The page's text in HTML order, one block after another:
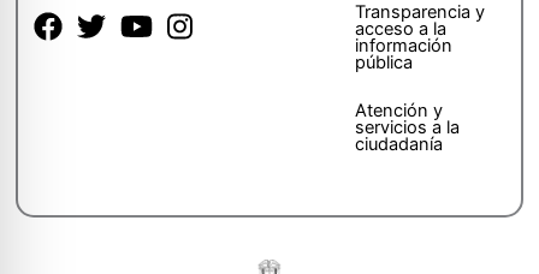
Transparencia y
acceso a la
información
pública
Atención y
servicios a la
ciudadanía